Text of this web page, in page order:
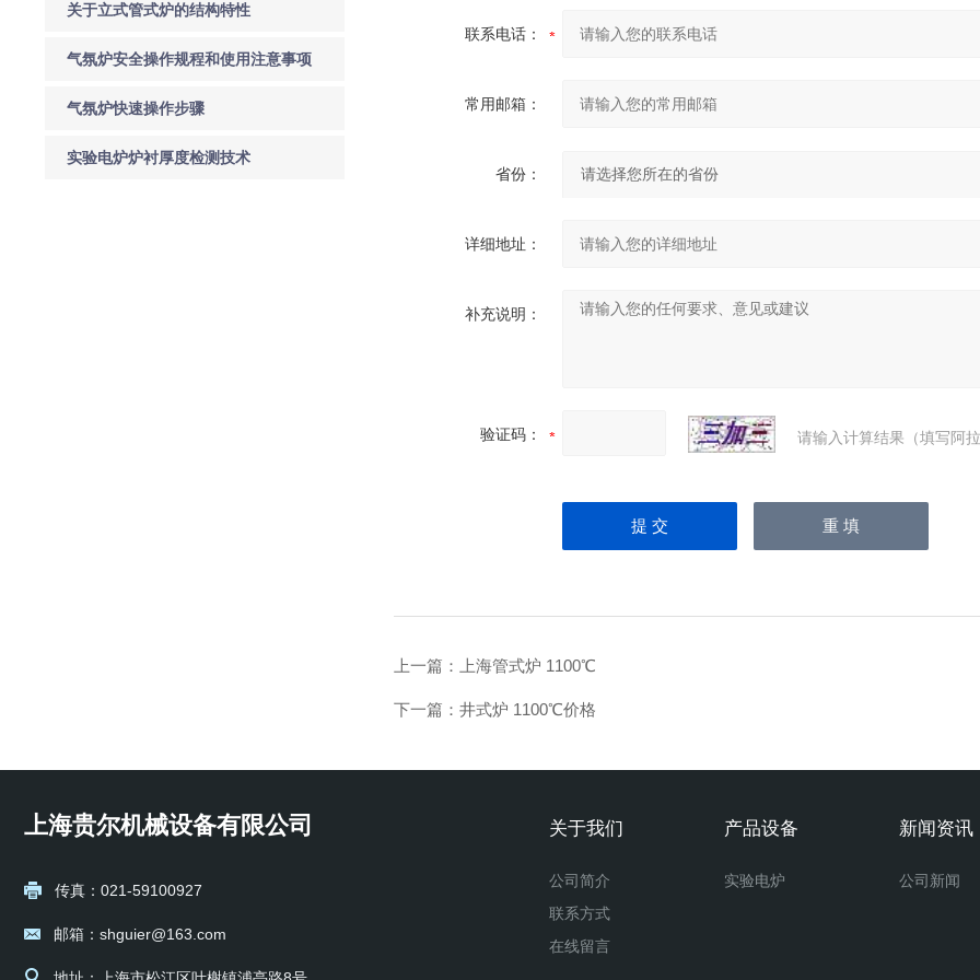
关于立式管式炉的结构特性
气氛炉安全操作规程和使用注意事项
气氛炉快速操作步骤
实验电炉炉衬厚度检测技术
联系电话：
常用邮箱：
省份：
详细地址：
补充说明：
验证码： 请输入计算结果（填写阿
上一篇： 上海管式炉 1100℃
下一篇： 井式炉 1100℃价格
上海贵尔机械设备有限公司
传真：021-59100927
邮箱：shguier@163.com
关于我们
公司简介
联系方式
在线留言
产品设备
实验电炉
新闻资讯
公司新闻